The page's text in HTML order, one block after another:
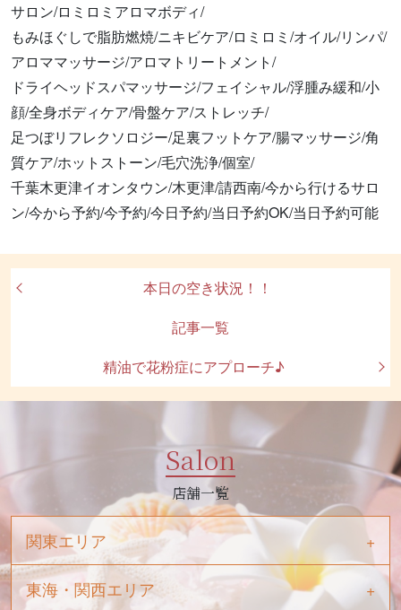
サロン/ロミロミアロマボディ/
もみほぐしで脂肪燃焼/ニキビケア/ロミロミ/オイル/リンパ/
アロママッサージ/アロマトリートメント/
ドライヘッドスパマッサージ/フェイシャル/浮腫み緩和/小
顔/全身ボディケア/骨盤ケア/ストレッチ/
足つぼリフレクソロジー/足裏フットケア/腸マッサージ/角
質ケア/ホットストーン/毛穴洗浄/個室/
千葉木更津イオンタウン/木更津/請西南/今から行けるサロ
ン/今から予約/今予約/今日予約/当日予約OK/当日予約可能
本日の空き状況！！
記事一覧
精油で花粉症にアプローチ♪
Salon
店舗一覧
関東エリア
東海・関西エリア